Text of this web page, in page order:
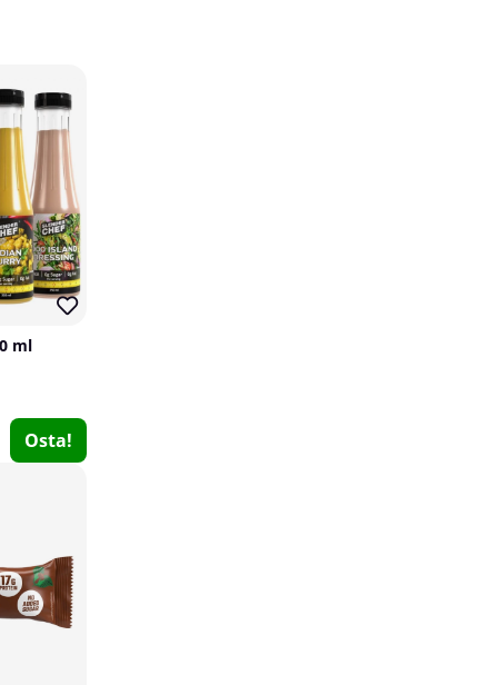
ml
Osta!